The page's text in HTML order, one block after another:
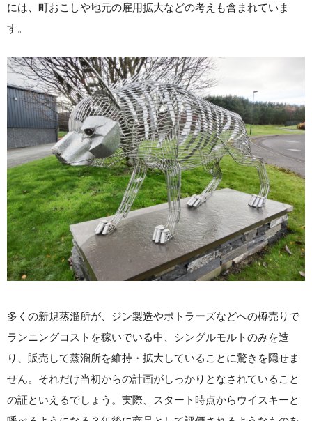
には、町おこしや地元の雇用拡大などの考えも含まれていま
す。
多くの新規蒸溜所が、ジン製造やボトラーズなどへの樽売りで
ランニングコストを稼いでいる中、シングルモルトのみを造
り、販売して蒸溜所を維持・拡大していることに驚きを隠せま
せん。それだけ当初からの計画がしっかりとなされていること
の証といえるでしょう。実際、スタート時点からウイスキーと